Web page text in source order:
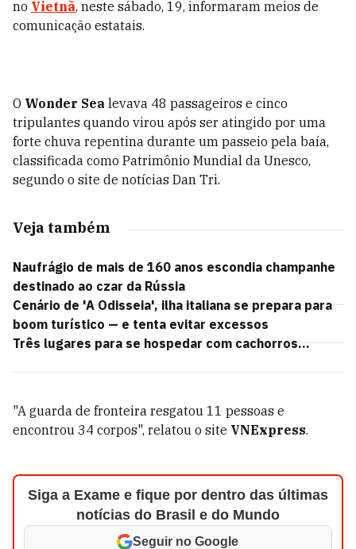
no Vietnã, neste sábado, 19, informaram meios de
comunicação estatais.
O Wonder Sea levava 48 passageiros e cinco
tripulantes quando virou após ser atingido por uma
forte chuva repentina durante um passeio pela baía,
classificada como Patrimônio Mundial da Unesco,
segundo o site de notícias Dan Tri.
Veja também
Naufrágio de mais de 160 anos escondia champanhe
destinado ao czar da Rússia
Cenário de 'A Odisseia', ilha italiana se prepara para
boom turístico — e tenta evitar excessos
Três lugares para se hospedar com cachorros...
"A guarda de fronteira resgatou 11 pessoas e
encontrou 34 corpos", relatou o site VNExpress.
Siga a Exame e fique por dentro das últimas
notícias do Brasil e do Mundo
Seguir no Google